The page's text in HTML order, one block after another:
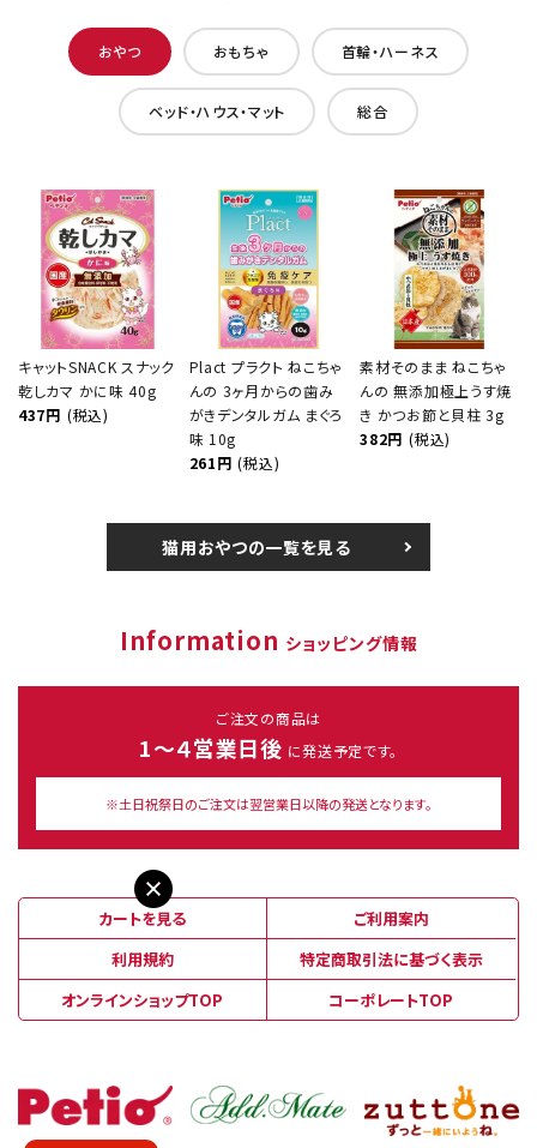
おやつ おもちゃ 首輪・ハーネス
ベッド・ハウス・マット 総合
キャットSNACK スナック
乾しカマ かに味 40g
437円 (税込)
Plact プラクト ねこちゃ
んの 3ヶ月からの歯み
がきデンタルガム まぐろ
味 10g
261円 (税込)
素材そのまま ねこちゃ
んの 無添加極上うす焼
き かつお節と貝柱 3g
382円 (税込)
猫用おやつの一覧を見る
Information ショッピング情報
ご注文の商品は
1～４営業日後 に発送予定です。
※土日祝祭日のご注文は翌営業日以降の発送となります。
カートを見る
ご利用案内
利用規約
特定商取引法に基づく表示
オンラインショップTOP
コーポレートTOP